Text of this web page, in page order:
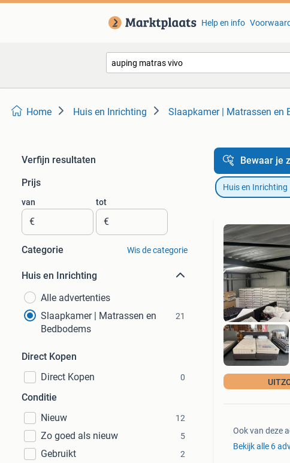
Help en info
Home Huis en Inrichting Slaapkamer | Matrassen en
Verfijn resultaten
Prijs
van
€
tot
€
Categorie Wis de categorie
Huis en Inrichting
Alle advertenties
Slaapkamer | Matrassen en
Bedbodems
21
Direct Kopen
Direct Kopen
0
Conditie
Nieuw
12
Zo goed als nieuw 5
Gebruikt 2
Bewaar je
Huis en Inrichting
Ook van deze
Bekijk alle 6